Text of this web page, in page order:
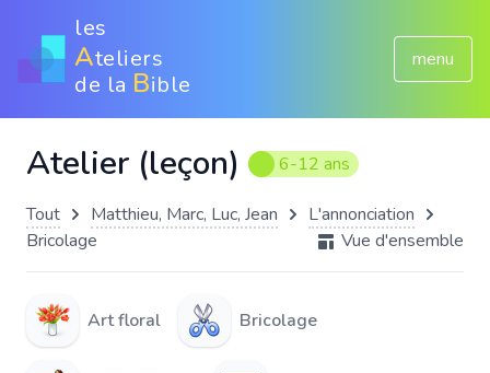
les
Ateliers
de la Bible
menu
Atelier (leçon) 6-12 ans
Tout Matthieu, Marc, Luc, Jean
L'annonciation
Bricolage
Vue d'ensemble
Art floral Bricolage